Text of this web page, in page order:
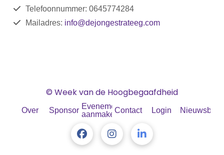
Telefoonnummer: 0645774284
Mailadres: info@dejongestrateeg.com
© Week van de Hoogbegaafdheid
Over SponsorenEvenement
aanmakenContact Login Nieuwsbrief